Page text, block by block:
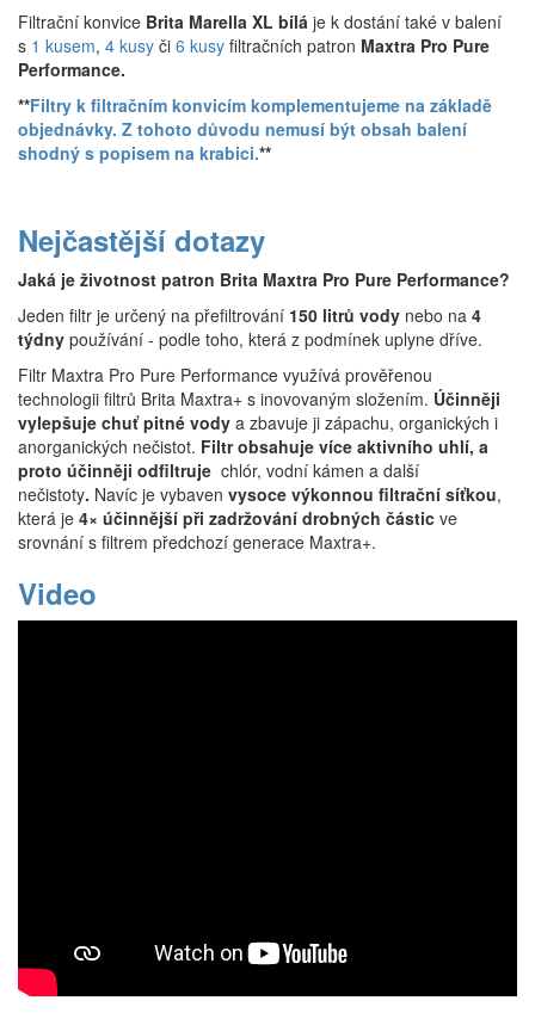
Filtrační konvice Brita Marella XL bílá je k dostání také v balení
s 1 kusem, 4 kusy či 6 kusy filtračních patron Maxtra Pro Pure
Performance.
**Filtry k filtračním konvicím komplementujeme na základě
objednávky. Z tohoto důvodu nemusí být obsah balení
shodný s popisem na krabici.**
Nejčastější dotazy
Jaká je životnost patron Brita Maxtra Pro Pure Performance?
Jeden filtr je určený na přefiltrování 150 litrů vody nebo na 4
týdny používání - podle toho, která z podmínek uplyne dříve.
Filtr Maxtra Pro Pure Performance využívá prověřenou
technologii filtrů Brita Maxtra+ s inovovaným složením. Účinněji
vylepšuje chuť pitné vody a zbavuje ji zápachu, organických i
anorganických nečistot. Filtr obsahuje více aktivního uhlí, a
proto účinněji odfiltruje chlór, vodní kámen a další
nečistoty. Navíc je vybaven vysoce výkonnou filtrační síťkou,
která je 4× účinnější při zadržování drobných částic ve
srovnání s filtrem předchozí generace Maxtra+.
Video